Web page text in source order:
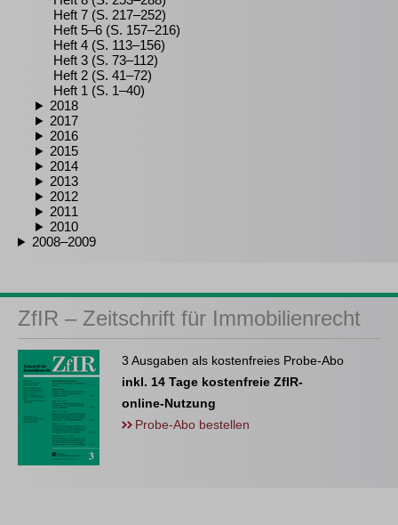
Heft 7 (S. 217–252)
Heft 5–6 (S. 157–216)
Heft 4 (S. 113–156)
Heft 3 (S. 73–112)
Heft 2 (S. 41–72)
Heft 1 (S. 1–40)
2018
2017
2016
2015
2014
2013
2012
2011
2010
2008–2009
ZfIR – Zeitschrift für Immobilienrecht
3 Ausgaben als kostenfreies Probe-Abo
inkl. 14 Tage kostenfreie ZfIR-
online-Nutzung
Probe-Abo bestellen